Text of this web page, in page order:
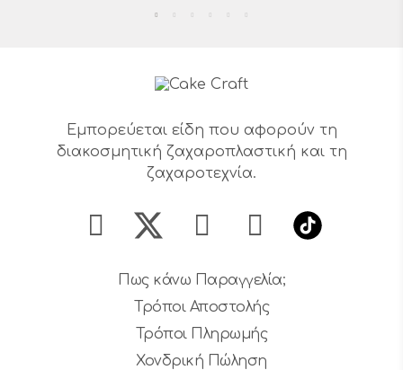
Εμπορεύεται είδη που αφορούν τη
διακοσμητική ζαχαροπλαστική και τη
ζαχαροτεχνία.
Πως κάνω Παραγγελία;
Τρόποι Αποστολής
Τρόποι Πληρωμής
Χονδρική Πώληση